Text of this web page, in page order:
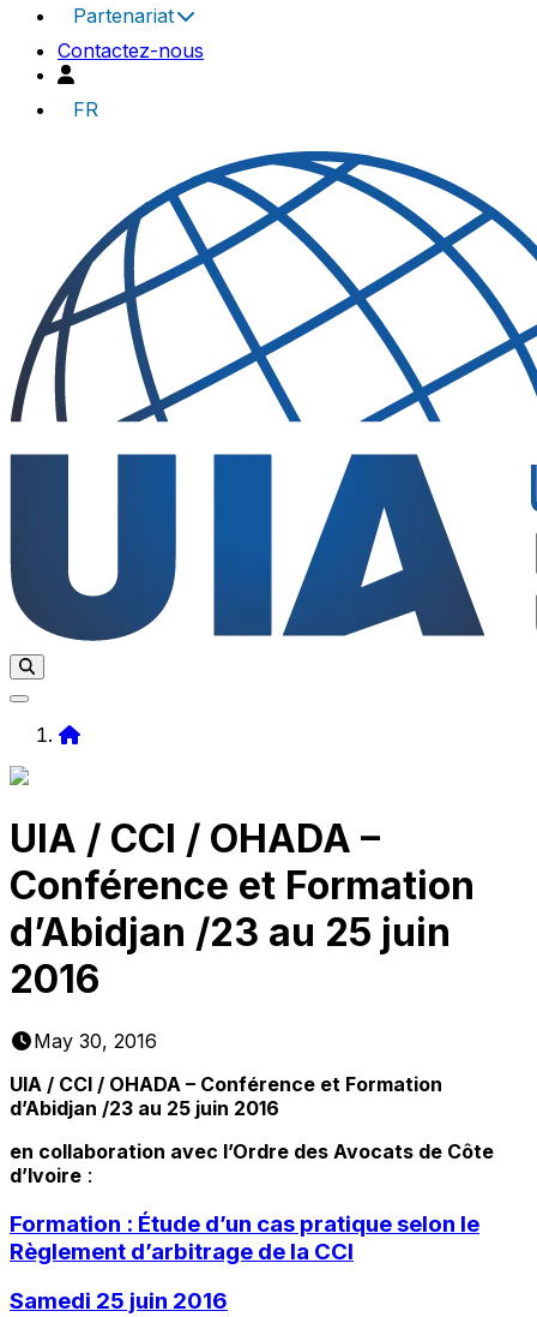
Partenariat
Contactez-nous
FR
UIA / CCI / OHADA –
Conférence et Formation
d’Abidjan /23 au 25 juin
2016
May 30, 2016
UIA / CCI / OHADA – Conférence et Formation
d’Abidjan /23 au 25 juin 2016
en collaboration avec l’Ordre des Avocats de Côte
d’Ivoire :
Formation : Étude d’un cas pratique selon le
Règlement d’arbitrage de la CCI
Samedi 25 juin 2016